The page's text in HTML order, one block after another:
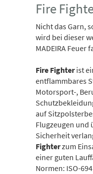
Fire
Nicht das Garn,
wird bei dieser
MADEIRA Feuer
Fire Fighterist
entflammbares
Motorsport-,
auf
Flugzeugen und
Sicherheit
Fighterzum
einer guten
Normen: ISO-